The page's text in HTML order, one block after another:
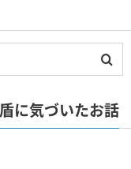
に気づいたお話